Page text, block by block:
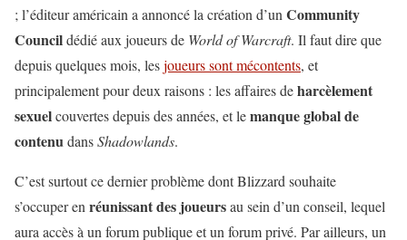
; l’éditeur américain a annoncé la création d’un Community
Councildédié aux joueurs de World of Warcraft. Il faut dire que
depuis quelques mois, lesjoueurs sont mécontents, et
principalement pour deux raisons : les affaires deharcèlement
sexuelcouvertes depuis des années, et lemanqueglobalde
contenudansShadowlands.
C’est surtout ce dernier problème dont Blizzard souhaite
s’occuper en réunissantdes joueursau sein d’un conseil, lequel
aura accès à un forum publique et un forum privé. Par ailleurs, un